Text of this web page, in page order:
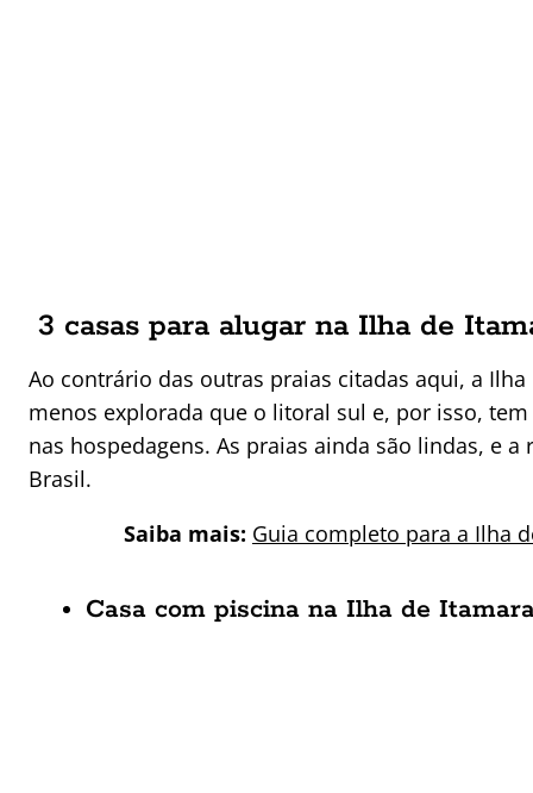
3 casas para alugar na Ilha de
Ao contrário das outras praias citadas aqui, a
menos explorada que o litoral sul e, por isso,
nas hospedagens. As praias ainda são lindas, e
Brasil.
Saiba mais: Guia completo para a Ilha
Casa com piscina na Ilha de